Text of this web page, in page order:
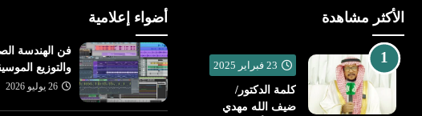
الأكثر مشاهدة
23 فبراير 2025
كلمة الدكتور/
ضيف الله مهدي
أضواء إعلامية
فن الهندسة
والتوزيع
26 يوليو 2026